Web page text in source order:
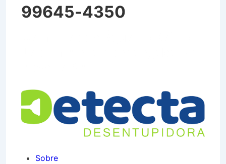
99645-4350
Sobre